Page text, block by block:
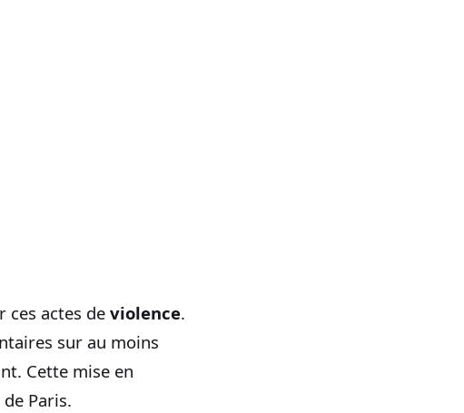
ces actes de violence.
sur au moins
Cette mise en
Paris.